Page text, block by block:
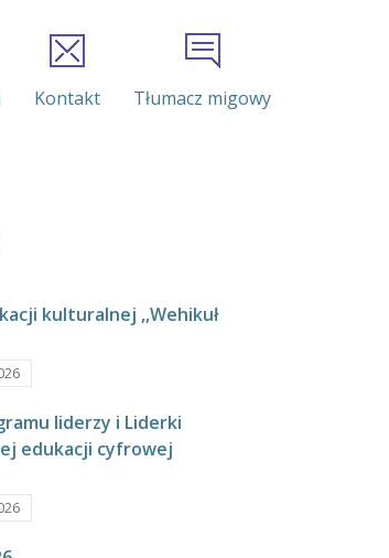
Kontakt Tłumacz migowy
kulturalnej ,,Wehikuł
liderzy i Liderki
edukacji cyfrowej